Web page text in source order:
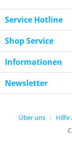
Service Hotline
Shop Service
Informationen
Newsletter
Über uns Hilfe